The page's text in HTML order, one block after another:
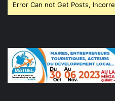
Error Can not Get Posts,